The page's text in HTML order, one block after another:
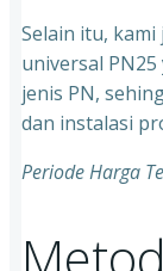
Selain itu,
universal
jenis PN,
dan instalasi
Periode Harga